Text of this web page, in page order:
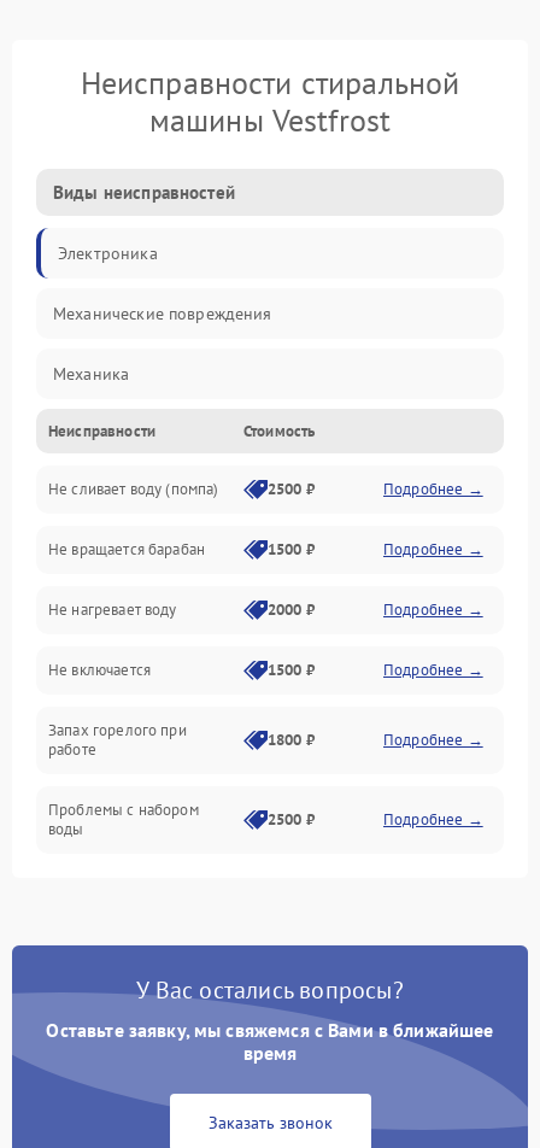
Неисправности стиральной
машины Vestfrost
Виды неисправностей
Электроника
Механические повреждения
Механика
Электропитание
Водоснабжение
Слив
Программное обеспечение
Неисправности Стоимость
Не сливает воду (помпа) 2500 ₽ Подробнее →
Не вращается барабан 1500 ₽ Подробнее →
Не нагревает воду 2000 ₽ Подробнее →
Не включается 1500 ₽ Подробнее →
Запах горелого при
работе
1800 ₽ Подробнее →
Проблемы с набором
воды
2500 ₽ Подробнее →
Замена платы управления 2200 ₽ Подробнее →
У Вас остались вопросы?
Оставьте заявку, мы свяжемся с Вами в ближайшее
время
Заказать звонок